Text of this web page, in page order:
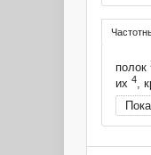
полок
их 4,